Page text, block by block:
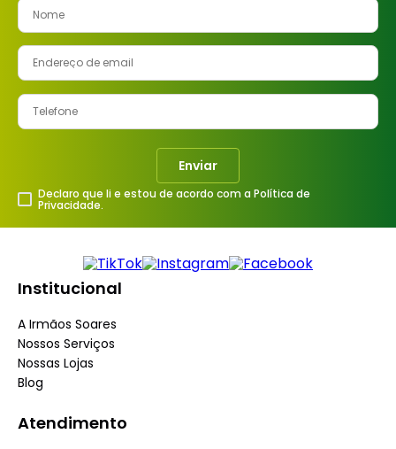
Enviar
Declaro que li e estou de acordo com a Política de
Privacidade.
Institucional
A Irmãos Soares
Nossos Serviços
Nossas Lojas
Blog
Atendimento